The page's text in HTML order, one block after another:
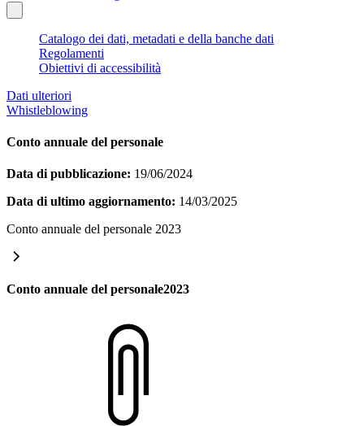
Catalogo dei dati, metadati e della banche dati
Regolamenti
Obiettivi di accessibilità
Dati ulteriori
Whistleblowing
Conto annuale del personale
Data di pubblicazione: 19/06/2024
Data di ultimo aggiornamento: 14/03/2025
Conto annuale del personale 2023
Conto annuale del personale2023